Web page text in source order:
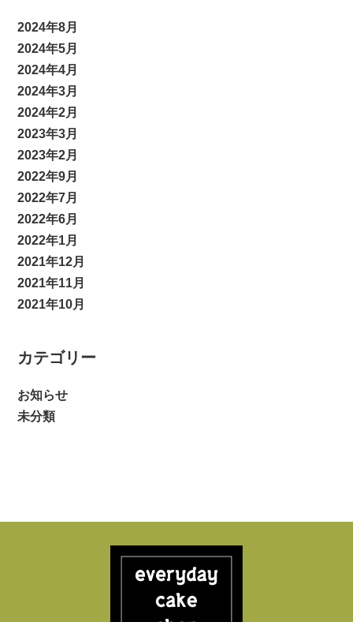
2024年8月
2024年5月
2024年4月
2024年3月
2024年2月
2023年3月
2023年2月
2022年9月
2022年7月
2022年6月
2022年1月
2021年12月
2021年11月
2021年10月
カテゴリー
お知らせ
未分類